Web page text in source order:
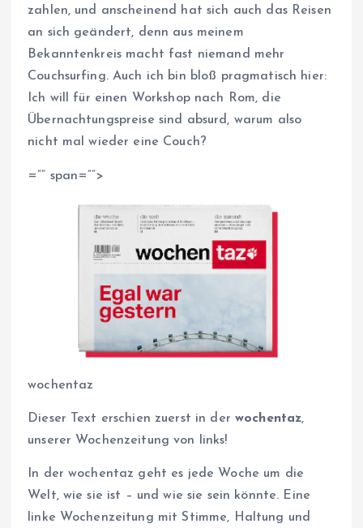
zahlen, und anscheinend hat sich auch das Reisen
an sich geändert, denn aus meinem
Bekanntenkreis macht fast niemand mehr
Couchsurfing. Auch ich bin bloß pragmatisch hier:
Ich will für einen Workshop nach Rom, die
Übernachtungspreise sind absurd, warum also
nicht mal wieder eine Couch?
=”” span=””>
wochentaz
Dieser Text erschien zuerst in derwochentaz,
unserer Wochenzeitung von links!
In der wochentaz geht es jede Woche um die
Welt, wie sie ist – und wie sie sein könnte. Eine
linke Wochenzeitung mit Stimme, Haltung und